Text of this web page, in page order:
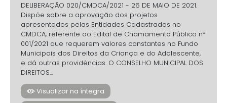
DELIBERAÇÃO 020/CMDCA/2021 - 26 DE MAIO DE 2021.
Dispõe sobre a aprovação dos projetos
apresentados pelas Entidades Cadastradas no
CMDCA, referente ao Edital de Chamamento Público nº
001/2021 que requerem valores constantes no Fundo
Municipais dos Direitos da Criança e do Adolescente,
e dá outras providências. O CONSELHO MUNICIPAL DOS
DIREITOS...
Visualizar na íntegra